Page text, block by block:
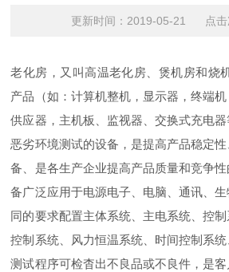
更新时间：2019-05-21 点击
老化房，又叫高温老化房、煲机房和烧
产品（如：计算机整机，显示器，终端
供应器，主机板、监视器、交换式充电器
恶劣环境测试的设备，是提高产品稳定
备、是各生产企业提高产品质量和竞争
备广泛应用于电源电子、电脑、通讯、
同的要求配置主体系统、主电系统、控
控制系统、风力恒温系统、时间控制系
测试程序可检杳出不良品或不良件，是